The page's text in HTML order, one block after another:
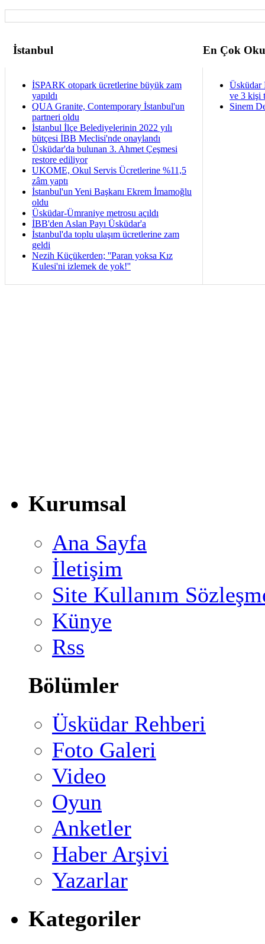
İstanbul En Çok
İSPARK otopark ücretlerine büyük zam
yapıldı
QUA Granite, Contemporary İstanbul'un
partneri oldu
İstanbul İlçe Belediyelerinin 2022 yılı
bütçesi İBB Meclisi'nde onaylandı
Üsküdar'da bulunan 3. Ahmet Çeşmesi
restore ediliyor
UKOME, Okul Servis Ücretlerine %11,5
zâm yaptı
İstanbul'un Yeni Başkanı Ekrem İmamoğlu
oldu
Üsküdar-Ümraniye metrosu açıldı
İBB'den Aslan Payı Üsküdar'a
İstanbul'da toplu ulaşım ücretlerine zam
geldi
Nezih Küçükerden; ''Paran yoksa Kız
Kulesi'ni izlemek de yok!''
Üsküdar
ve 3 kişi
Sinem
Kurumsal
Ana Sayfa
İletişim
Site Kullanım
Künye
Rss
Bölümler
Üsküdar Rehberi
Foto Galeri
Video
Oyun
Anketler
Haber Arşivi
Yazarlar
Kategoriler